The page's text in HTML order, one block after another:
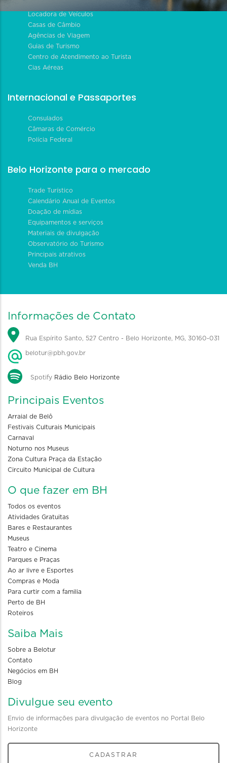
Locadora de Veículos
Casas de Câmbio
Agências de Viagem
Guias de Turismo
Centro de Atendimento ao Turista
Cias Aéreas
Internacional e Passaportes
Consulados
Câmaras de Comércio
Polícia Federal
Belo Horizonte para o mercado
Trade Turístico
Calendário Anual de Eventos
Doação de mídias
Equipamentos e serviços
Materiais de divulgação
Observatório do Turismo
Principais atrativos
Venda BH
Informações de Contato
Rua Espírito Santo, 527 Centro - Belo Horizonte, MG, 30160-031
belotur@pbh.gov.br
Spotify Rádio Belo Horizonte
Principais Eventos
Arraial de Belô
Festivais Culturais Municipais
Carnaval
Noturno nos Museus
Zona Cultura Praça da Estação
Circuito Municipal de Cultura
O que fazer em BH
Todos os eventos
Atividades Gratuitas
Bares e Restaurantes
Museus
Teatro e Cinema
Parques e Praças
Ao ar livre e Esportes
Compras e Moda
Para curtir com a familia
Perto de BH
Roteiros
Saiba Mais
Sobre a Belotur
Contato
Negócios em BH
Blog
Divulgue seu evento
Envio de informações para divulgação de eventos no Portal Belo
Horizonte
CADASTRAR